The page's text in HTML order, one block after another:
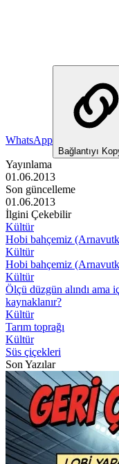
WhatsApp
Bağlantıyı
Yayınlama
01.06.2013
Son güncelleme
01.06.2013
İlgini Çekebilir
Kültür
Hobi bahçemiz
Kültür
Hobi bahçemiz
Kültür
Ölçü düzgün alındı ama
kaynaklanır?
Kültür
Tarım toprağı
Kültür
Süs çiçekleri
Son Yazılar